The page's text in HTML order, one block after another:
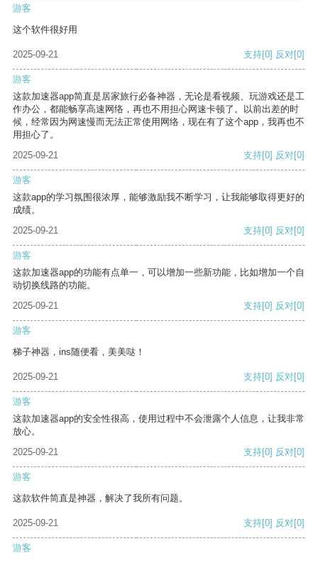
游客
这个软件很好用
2025-09-21 支持[0] 反对[0]
游客
这款加速器app简直是居家旅行必备神器，无论是看视频、玩游戏还是工
作办公，都能畅享高速网络，再也不用担心网速卡顿了。以前出差的时
候，经常因为网速慢而无法正常使用网络，现在有了这个app，我再也不
用担心了。
2025-09-21
支持[0] 反对[0]
游客
这款app的学习氛围很浓厚，能够激励我不断学习，让我能够取得更好的
成绩。
2025-09-21
支持[0] 反对[0]
游客
这款加速器app的功能有点单一，可以增加一些新功能，比如增加一个自
动切换线路的功能。
2025-09-21
支持[0] 反对[0]
游客
梯子神器，ins随便看，美美哒！
2025-09-21 支持[0] 反对[0]
游客
这款加速器app的安全性很高，使用过程中不会泄露个人信息，让我非常
放心。
2025-09-21
支持[0] 反对[0]
游客
这款软件简直是神器，解决了我所有问题。
2025-09-21 支持[0] 反对[0]
游客